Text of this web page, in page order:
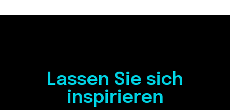
Lassen Sie sich
inspirieren